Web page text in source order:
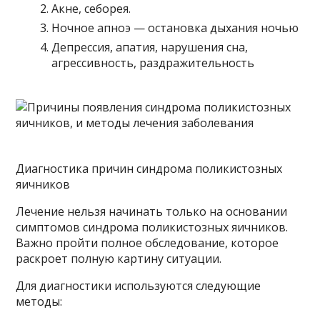
Акне, себорея.
Ночное апноэ — остановка дыхания ночью
Депрессия, апатия, нарушения сна,
агрессивность, раздражительность
Диагностика причин синдрома поликистозных
яичников
Лечение нельзя начинать только на основании
симптомов синдрома поликистозных яичников.
Важно пройти полное обследование, которое
раскроет полную картину ситуации.
Для диагностики используются следующие
методы: